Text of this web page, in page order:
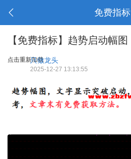
免费指标
【免费指标】趋势启动幅图
点击重新加载只做龙头
2025-12-27 13:13:55